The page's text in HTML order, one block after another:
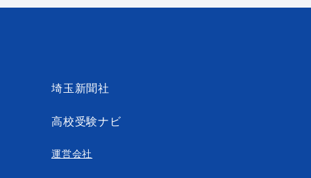
埼玉新聞社
高校受験ナビ
運営会社